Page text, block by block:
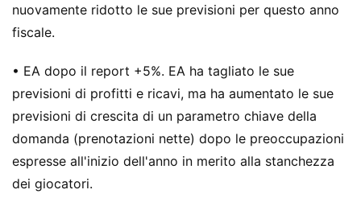
nuovamente ridotto le sue previsioni per questo anno
fiscale.
• EA dopo il report +5%. EA ha tagliato le sue
previsioni di profitti e ricavi, ma ha aumentato le sue
previsioni di crescita di un parametro chiave della
domanda (prenotazioni nette) dopo le preoccupazioni
espresse all'inizio dell'anno in merito alla stanchezza
dei giocatori.